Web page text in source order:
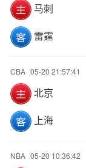
马刺
雷霆
CBA 05-20 21:57:41
北京
上海
NBA 05-20 10:36:42